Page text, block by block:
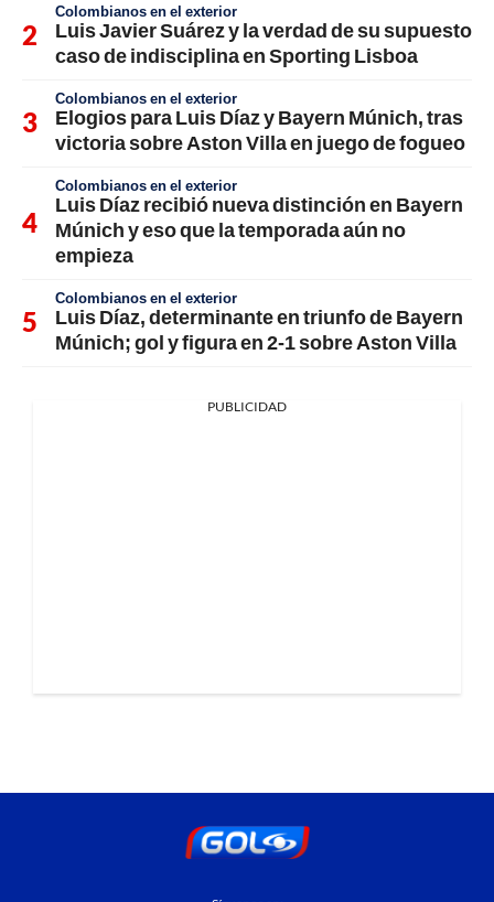
Colombianos en el exterior
Luis Javier Suárez y la verdad de su supuesto
caso de indisciplina en Sporting Lisboa
Colombianos en el exterior
Elogios para Luis Díaz y Bayern Múnich, tras
victoria sobre Aston Villa en juego de fogueo
Colombianos en el exterior
Luis Díaz recibió nueva distinción en Bayern
Múnich y eso que la temporada aún no
empieza
Colombianos en el exterior
Luis Díaz, determinante en triunfo de Bayern
Múnich; gol y figura en 2-1 sobre Aston Villa
PUBLICIDAD